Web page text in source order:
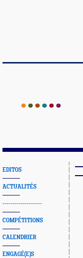
EDITOS
ACTUALITÉS
--------------------
COMPÉTITIONS
CALENDRIER
ENGAGÉ(E)S